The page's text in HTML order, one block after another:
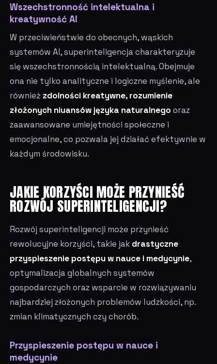
Wszechstronność intelektualna i
kreatywność AI
W przeciwieństwie do obecnych, wąskich
systemów AI, superinteligencja charakteryzuje
się wszechstronnością intelektualną. Obejmuje
ona nie tylko analityczne i logiczne myślenie, ale
również zdolności kreatywne, rozumienie
złożonych niuansów języka naturalnego oraz
zaawansowane umiejętności społeczne i
emocjonalne, co pozwala jej działać efektywnie w
każdym środowisku.
JAKIE KORZYŚCI MOŻE PRZYNIEŚĆ
ROZWÓJ SUPERINTELIGENCJI?
Rozwój superinteligencji może przynieść
rewolucyjne korzyści, takie jak drastyczne
przyspieszenie postępu w nauce i medycynie,
optymalizacja globalnych systemów
gospodarczych oraz wsparcie w rozwiązywaniu
najbardziej złożonych problemów ludzkości, np.
zmian klimatycznych czy chorób.
Przyspieszenie postępu w nauce i
medycynie